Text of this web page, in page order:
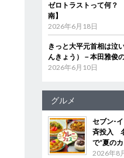
ゼロトラストって何？
南】
2026年6月18日
きっと大平元首相は泣
んきょう）－本田雅俊
2026年6月10日
グルメ
セブン‐
斉投入
で“夏の
2026年8